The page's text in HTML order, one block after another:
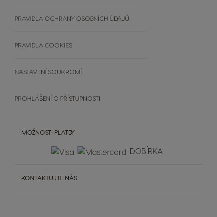
Šálky a termohrnky
Extra Space
MOŽNOSTI PLATBY
DOBÍRKA
KONTAKTUJTE NÁS
PRAVIDLA OCHRANY OSOBNÍCH ÚDAJŮ
PRAVIDLA COOKIES
NASTAVENÍ SOUKROMÍ
PROHLÁŠENÍ O PŘÍSTUPNOSTI